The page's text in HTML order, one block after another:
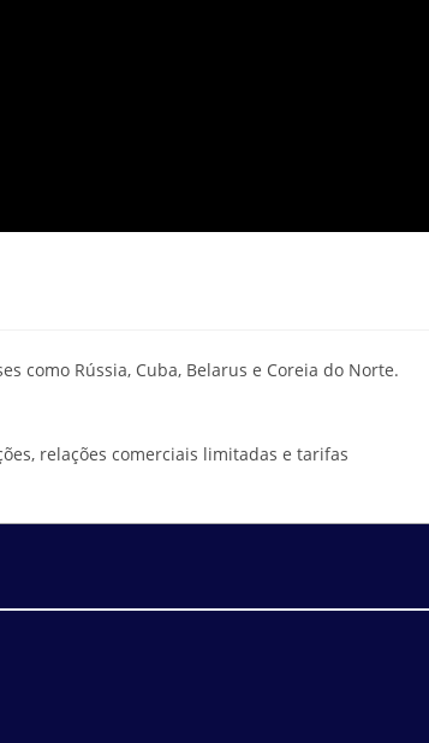
como Rússia, Cuba, Belarus e Coreia do Norte.
relações comerciais limitadas e tarifas